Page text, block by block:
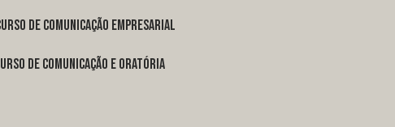
curso de comunicação empresarial
curso de comunicação e oratória